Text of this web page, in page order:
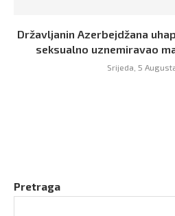
Državljanin Azerbejdžana
seksualno uznemiravao
Srijeda, 5
Pretraga